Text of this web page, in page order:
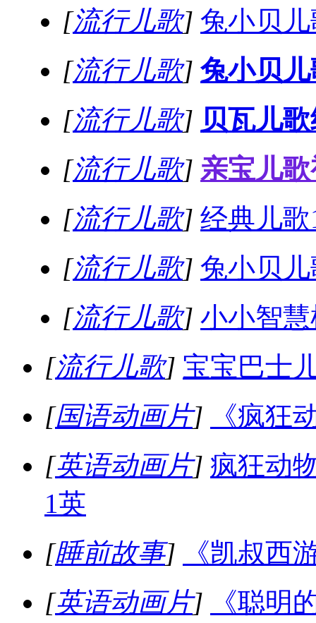
[流行儿歌] 兔小贝
[流行儿歌] 兔小贝
[流行儿歌] 贝瓦儿
[流行儿歌] 亲宝儿
[流行儿歌] 经典儿
[流行儿歌] 兔小贝
[流行儿歌] 小小智
[流行儿歌] 宝宝巴士
[国语动画片]
《疯狂
[英语动画片] 疯狂动
1英
[睡前故事]
《凯叔西
[英语动画片]
《聪明